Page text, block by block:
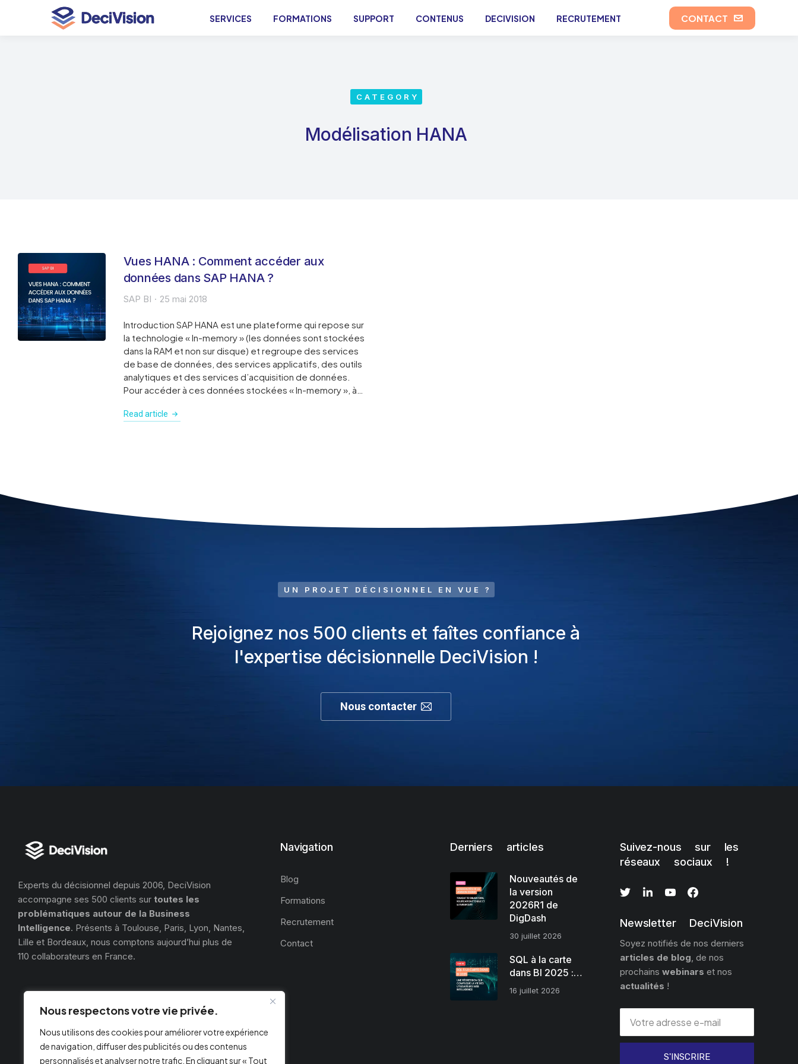
Nous respectons votre vie privée.
Nous utilisons des cookies pour améliorer votre expérience
de navigation, diffuser des publicités ou des contenus
personnalisés et analyser notre trafic. En cliquant sur « Tout
SERVICES FORMATIONS SUPPORT CONTENUS DECIVISION RECRUTEMENT CONTACT
CATEGORY
Modélisation HANA
Vues HANA : Comment accéder aux
données dans SAP HANA ?
SAP BI 25 mai 2018
Introduction SAP HANA est une plateforme qui repose sur
la technologie « In-memory » (les données sont stockées
dans la RAM et non sur disque) et regroupe des services
de base de données, des services applicatifs, des outils
analytiques et des services d’acquisition de données.
Pour accéder à ces données stockées « In-memory », à…
Read article
UN PROJET DÉCISIONNEL EN VUE ?
Rejoignez nos 500 clients et faîtes confiance à
l'expertise décisionnelle DeciVision !
Nous contacter
Experts du décisionnel depuis 2006, DeciVision
accompagne ses 500 clients sur toutes les
problématiques autour de la Business
Intelligence. Présents à Toulouse, Paris, Lyon, Nantes,
Lille et Bordeaux, nous comptons aujourd’hui plus de
110 collaborateurs en France.
Navigation
Blog
Formations
Recrutement
Contact
Derniers articles
Nouveautés de
la version
2026R1 de
DigDash
30 juillet 2026
SQL à la carte
dans BI 2025 :…
16 juillet 2026
Suivez-nous sur les
réseaux sociaux !
Newsletter DeciVision
Soyez notifiés de nos derniers
articles de blog, de nos
prochains webinars et nos
actualités !
S'INSCRIRE